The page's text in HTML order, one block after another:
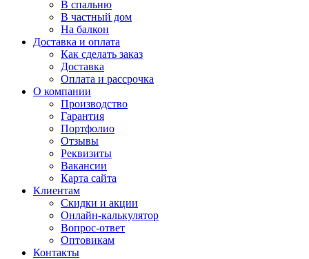
В спальню
В частный дом
На балкон
Доставка и оплата
Как сделать заказ
Доставка
Оплата и рассрочка
О компании
Производство
Гарантия
Портфолио
Отзывы
Реквизиты
Вакансии
Карта сайта
Клиентам
Скидки и акции
Онлайн-калькулятор
Вопрос-ответ
Оптовикам
Контакты